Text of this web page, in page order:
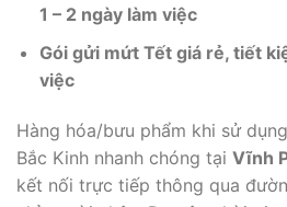
1 – 2 ngày làm việc
Gói gửi mứt Tết giá rẻ, tiết
việc
Hàng hóa/bưu phẩm khi sử
Bắc Kinh nhanh chóng tại Vĩnh
kết nối trực tiếp thông qua